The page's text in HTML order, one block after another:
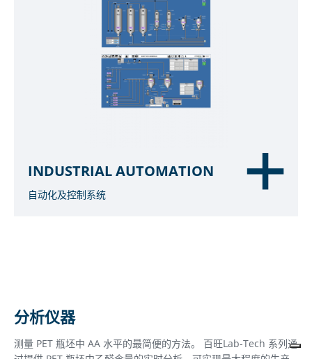
INDUSTRIAL AUTOMATION
自动化及控制系统
分析仪器
测量 PET 瓶坯中 AA 水平的最简便的方法。 百旺Lab-Tech 系列通